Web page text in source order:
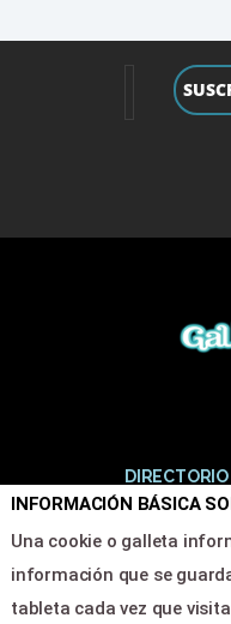
DIRECTORIO
Inicio
Area
INFORMACIÓN BÁSICA
Una cookie o galleta
información que se
tableta cada vez que